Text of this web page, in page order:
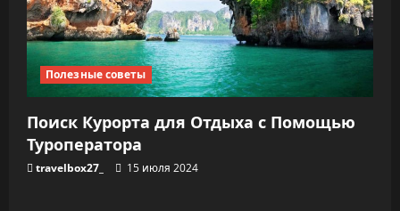
Полезные советы
Поиск Курорта для Отдыха с Помощью
Туроператора
travelbox27_ 15 июля 2024